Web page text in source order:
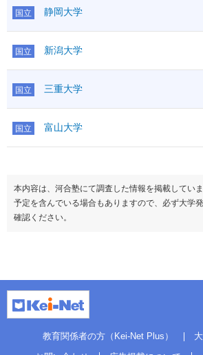
国立 静岡大学
国立 新潟大学
国立 三重大学
国立 富山大学
本内容は、河合塾にて調査した情報を掲載してい
予定を含んでいる場合もありますので、必ず大学
確認ください。
教育関係者の方（Kei-Net Plus）